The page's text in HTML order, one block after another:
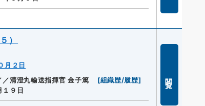
）
月２日
清澄丸輸送指揮官 金子篤 [組織歴/履歴]
１９日